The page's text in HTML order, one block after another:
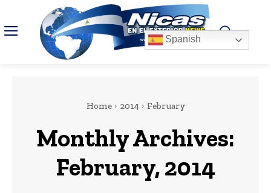
Home 2014 February
Monthly Archives:
February, 2014
Spanish